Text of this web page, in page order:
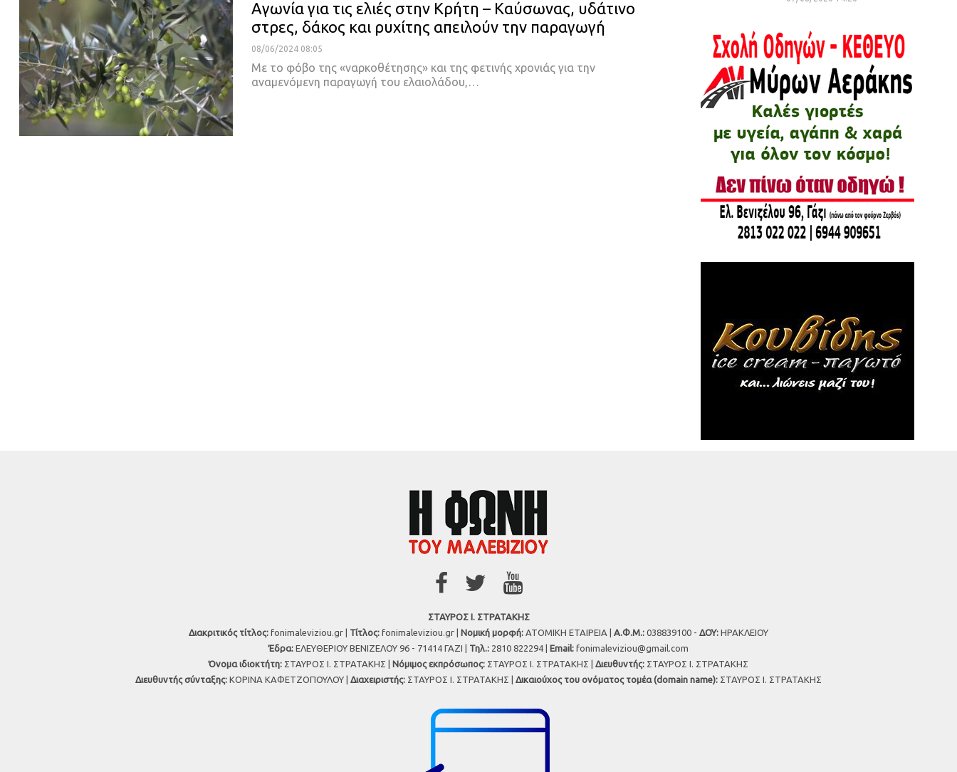
Αγωνία για τις ελιές στην Κρήτη – Καύσωνας, υδάτινο
στρες, δάκος και ρυχίτης απειλούν την παραγωγή
08/06/2024 08:05
Με το φόβο της «ναρκοθέτησης» και της φετινής χρονιάς για την
αναμενόμενη παραγωγή του ελαιολάδου,…
ΣΤΑΥΡΟΣ Ι. ΣΤΡΑΤΑΚΗΣ
Διακριτικός τίτλος: fonimaleviziou.gr | Τίτλος: fonimaleviziou.gr | Νομική μορφή: ΑΤΟΜΙΚΗ ΕΤΑΙΡΕΙΑ | Α.Φ.Μ.: 038839100 - ΔΟΥ: ΗΡΑΚΛΕΙΟΥ
Έδρα: ΕΛΕΥΘΕΡΙΟΥ ΒΕΝΙΖΕΛΟΥ 96 - 71414 ΓΑΖΙ | Τηλ.: 2810 822294 | Εmail: fonimaleviziou@gmail.com
Όνομα ιδιοκτήτη: ΣΤΑΥΡΟΣ Ι. ΣΤΡΑΤΑΚΗΣ | Νόμιμος εκπρόσωπος: ΣΤΑΥΡΟΣ Ι. ΣΤΡΑΤΑΚΗΣ | Διευθυντής: ΣΤΑΥΡΟΣ Ι. ΣΤΡΑΤΑΚΗΣ
Διευθυντής σύνταξης: ΚΟΡΙΝΑ ΚΑΦΕΤΖΟΠΟΥΛΟΥ | Διαχειριστής: ΣΤΑΥΡΟΣ Ι. ΣΤΡΑΤΑΚΗΣ | Δικαιούχος του ονόματος τομέα (domain name): ΣΤΑΥΡΟΣ Ι. ΣΤΡΑΤΑΚΗΣ